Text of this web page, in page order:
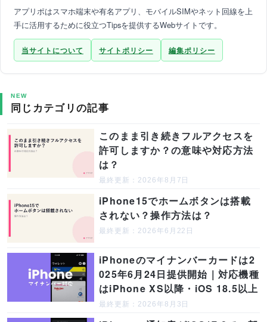
アプリポはスマホ端末や有名アプリ、モバイルSIMやネット回線を上
手に活用するために役立つTipsを提供するWebサイトです。
当サイトについて サイトポリシー 編集ポリシー
NEW
同じカテゴリの記事
このまま引き続きフルアクセスを
許可しますか？の意味や対応方法
は？
最終更新：2026年8月7日
iPhone15でホームボタンは搭載
されない？操作方法は？
最終更新：2026年6月22日
iPhoneのマイナンバーカードは2
025年6月24日提供開始｜対応機種
はiPhone XS以降・iOS 18.5以上
最終更新：2026年8月3日